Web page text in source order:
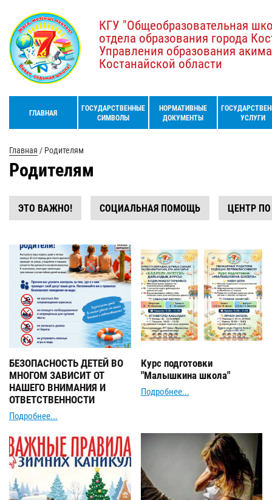
КГУ "Общеобразовательная
отдела образования города
Управления образования
Костанайской области
ГЛАВНАЯ
ГОСУДАРСТВЕННЫЕ
СИМВОЛЫ
НОРМАТИВНЫЕ
ДОКУМЕНТЫ
УСЛУГИ
Главная / Родителям
Родителям
ЭТО ВАЖНО! СОЦИАЛЬНАЯ ПОМОЩЬ ЦЕНТР
БЕЗОПАСНОСТЬ ДЕТЕЙ ВО
МНОГОМ ЗАВИСИТ ОТ
НАШЕГО ВНИМАНИЯ И
ОТВЕТСТВЕННОСТИ
Подробнее...
Курс подготовки
"Малышкина школа"
Подробнее...